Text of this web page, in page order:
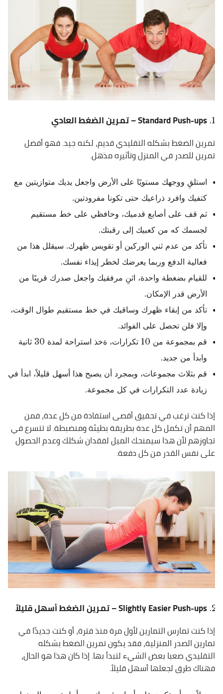
Standard Push-ups – تمرين الضغط العادي
تمرين الضغط بشكله التقليدي قديم، لكنه جيد. فهو أفضل
تمرين للصدر في المنزل وتأثيره مذهل.
استلقِ ووجهك مستويًا على الأرض واجعل يديك متوازيتين مع
كتفيك وافرد ذراعيك حتى تكونا مفرودتين.
ثم قف على أصابع قدميك، وحافظي على خط مستقيم
لجسمك كه من كعبيك إلى رقبتك.
تأكد من عدم ثني الوركين أو تقويس ظهرك. سيقلل هذا من
فعالية الدفع وربما يعرضك لخطر إيذاء نفسك.
للقيام بضغطة واحدة، اثنِ مرفقيك واجعل صدرك قريبًا من
الأرض قدر الإمكان.
تأكد من إبقاء ظهرك وساقيك في خط مستقيم طوال الوقت،
وإلا فلن تحصل على الفوائد.
قم بمجموعة من 10 تكرارات، ةخذ استراحة لمدة 30 ثانية
وابدأ من جديد.
قم بثلاث مجموعات، وبمجرد أن يصبح هذا أسهل قليلاً، ابدأ في
زيادة عدد التكرارات في كل مجموعة.
إذا كنت ترغب في تحقيق أقصى استفادة من كل عدة، فمن
المهم أن تكمل كل عدة بطريقة بطيئة ومنضبطة. لا تتسرع في
تجاوزهم لأن هذا سيمنحك الميل لفقدان شكلك وعدم الحصول
على نفس القدر من كل دفعة.
Slightly Easier Push-ups – تمرين الضغط أسهل قليلاً
إذا كنت تمارس التمارين لأول مرة منذ فترة، أو كنت جديدًا في
تمارين الصدر المنزلية، فقد يكون تمرين الضغط بشكله
التقليدي صعبا بعض الشيء لتبدأ بها. إذا كان هذا هو الحال،
فهناك طرق لجعلها أسهل قليلاً.